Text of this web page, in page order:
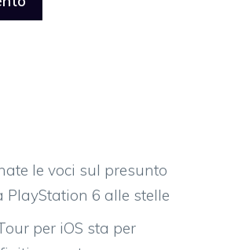
le voci sul presunto
PlayStation 6 alle stelle
per iOS sta per